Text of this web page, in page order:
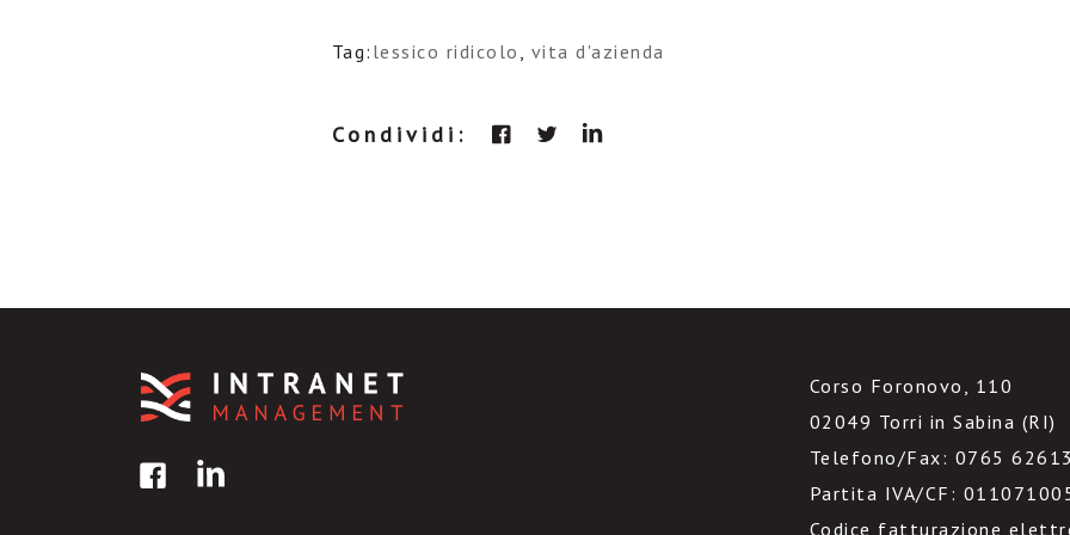
Tag: lessico ridicolo , vita d'azienda
Condividi:
Corso Foronovo, 110
02049 Torri in Sabina (RI)
Telefono/Fax: 0765 62613
Partita IVA/CF:
Codice fatturazione